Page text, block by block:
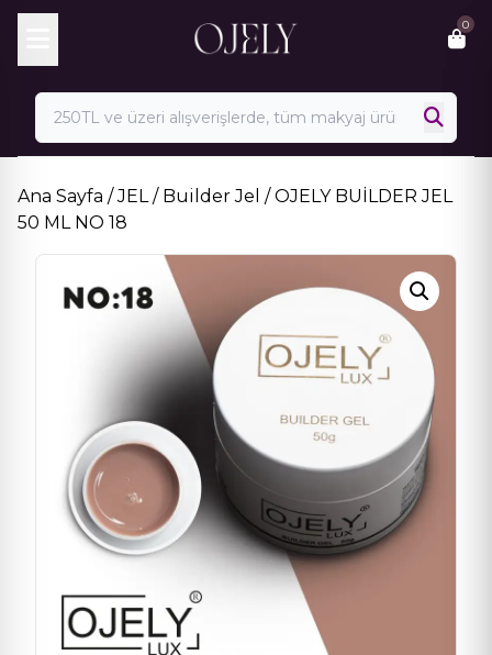
Skip
content
0
Ana Sayfa /JEL/ Builder Jel / OJELY BUİLDER JEL
50 ML NO 18